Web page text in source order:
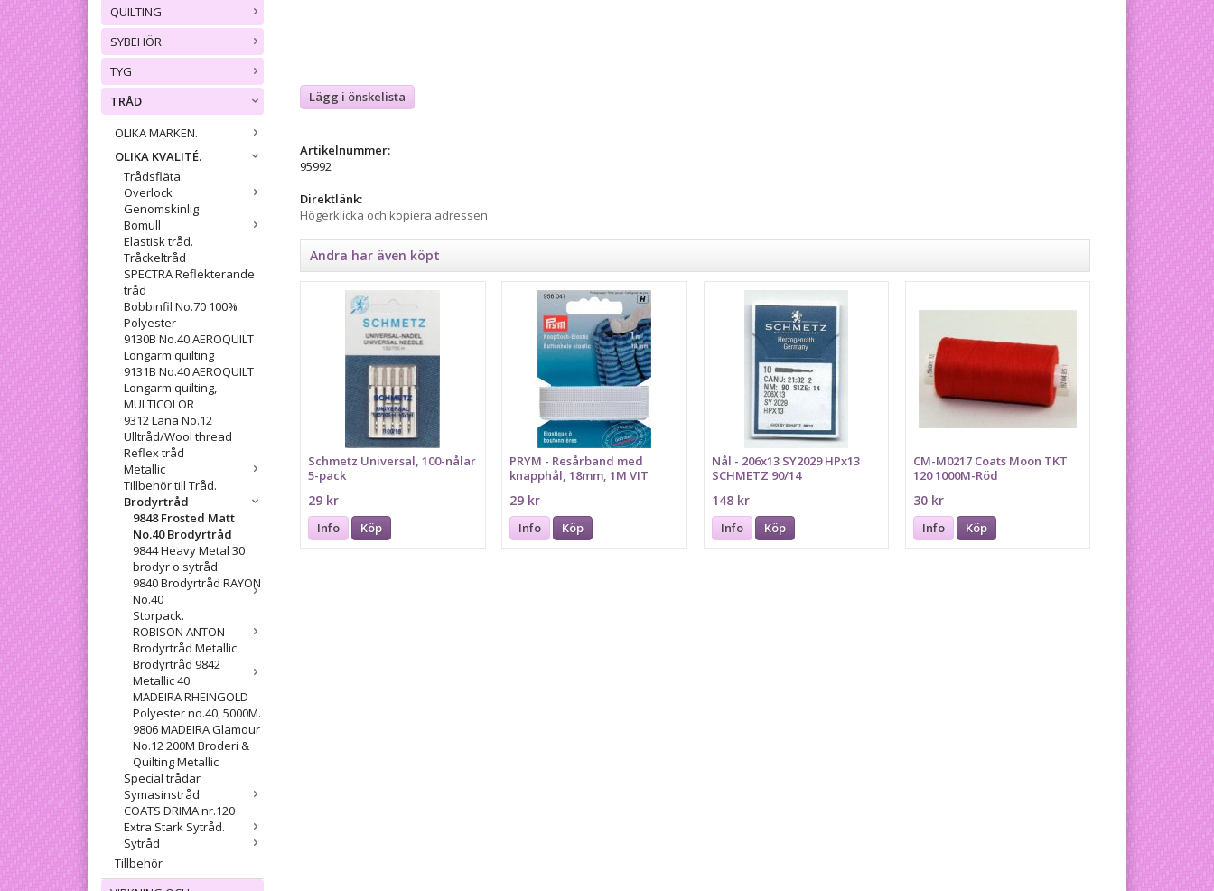
QUILTING
SYBEHÖR
TYG
TRÅD
OLIKA MÄRKEN.
OLIKA KVALITÉ.
Trådsfläta.
Overlock
Genomskinlig
Bomull
Elastisk tråd.
Tråckeltråd
SPECTRA Reflekterande
tråd
Bobbinfil No.70 100%
Polyester
9130B No.40 AEROQUILT
Longarm quilting
9131B No.40 AEROQUILT
Longarm quilting,
MULTICOLOR
9312 Lana No.12
Ulltråd/Wool thread
Reflex tråd
Metallic
Tillbehör till Tråd.
Brodyrtråd
9848 Frosted Matt
No.40 Brodyrtråd
9844 Heavy Metal 30
brodyr o sytråd
9840 Brodyrtråd RAYON
No.40
Storpack.
ROBISON ANTON
Brodyrtråd Metallic
Brodyrtråd 9842
Metallic 40
MADEIRA RHEINGOLD
Polyester no.40, 5000M.
9806 MADEIRA Glamour
No.12 200M Broderi &
Quilting Metallic
Special trådar
Symasinstråd
COATS DRIMA nr.120
Extra Stark Sytråd.
Sytråd
Tillbehör
Lägg i önskelista
Artikelnummer:
95992
Direktlänk:
Högerklicka och kopiera adressen
Andra har även köpt
Schmetz Universal, 100-nålar
5-pack
29 kr
Info Köp
PRYM - Resårband med
knapphål, 18mm, 1M VIT
29 kr
Info Köp
Nål - 206x13 SY2029 HPx13
SCHMETZ 90/14
148 kr
Info Köp
CM-M0217 Coats Moon TKT
120 1000M-Röd
30 kr
Info Köp